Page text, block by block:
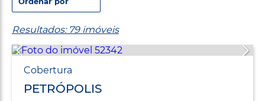
Resultados: 79 imóveis
Cobertura
PETRÓPOLIS